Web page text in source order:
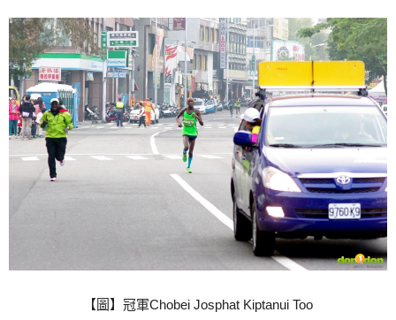
【圖】冠軍Chobei Josphat Kiptanui Too